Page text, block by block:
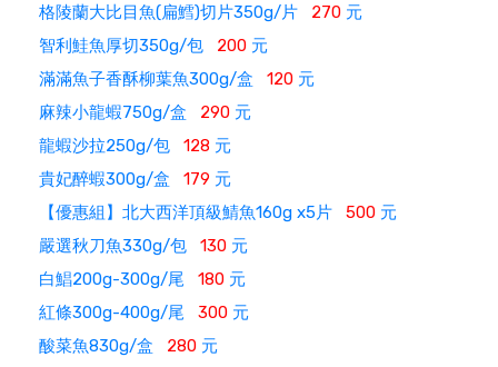
格陵蘭大比目魚(扁鱈)切片350g/片 270 元
智利鮭魚厚切350g/包 200 元
滿滿魚子香酥柳葉魚300g/盒 120 元
麻辣小龍蝦750g/盒 290 元
龍蝦沙拉250g/包 128 元
貴妃醉蝦300g/盒 179 元
【優惠組】北大西洋頂級鯖魚160g x5片 500 元
嚴選秋刀魚330g/包 130 元
白鯧200g-300g/尾 180 元
紅條300g-400g/尾 300 元
酸菜魚830g/盒 280 元